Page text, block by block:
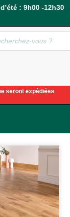
: 9h00 -12h30
Compte
seront expédiées